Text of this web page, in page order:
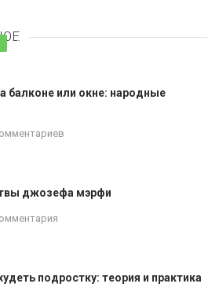
81 комментарий
балконе или окне: народные
джозефа мэрфи
подростку: теория и практика